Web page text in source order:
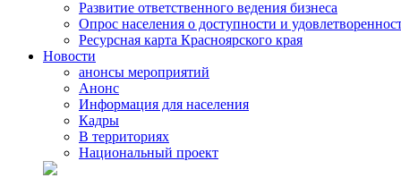
Развитие ответственного ведения бизнеса
Опрос населения о доступности и
Ресурсная карта Красноярского края
Новости
анонсы мероприятий
Анонс
Информация для населения
Кадры
В территориях
Национальный проект